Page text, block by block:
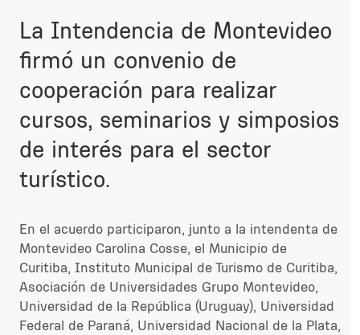
La Intendencia de Montevideo
firmó un convenio de
cooperación para realizar
cursos, seminarios y simposios
de interés para el sector
turístico.
En el acuerdo participaron, junto a la intendenta de
Montevideo Carolina Cosse, el Municipio de
Curitiba, Instituto Municipal de Turismo de Curitiba,
Asociación de Universidades Grupo Montevideo,
Universidad de la República (Uruguay), Universidad
Federal de Paraná, Universidad Nacional de la Plata,